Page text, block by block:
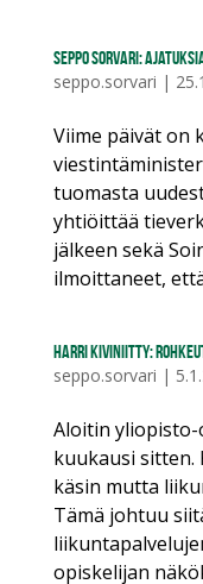
Seppo Sorvari:
seppo.sorvari |
Viime päivät on
tuomasta
yhtiöittää
jälkeen sekä
ilmoittaneet,
Harri Kiviniitty:
seppo.sorvari |
Aloitin
kuukausi sitten.
käsin mutta
Tämä johtuu
opiskelijan